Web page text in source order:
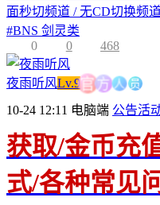
面秒切频道 / 无CD切换频
#BNS 剑灵类
0
0 468
夜雨听风Lv.9官方人员
10-24 12:11 电脑端 公告活
获取/金币充
式/各种常见